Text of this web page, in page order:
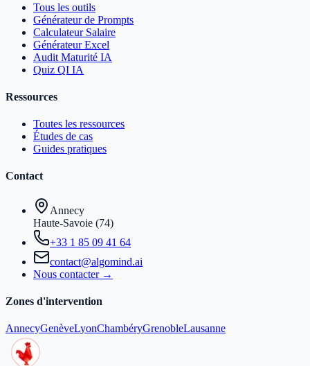
Tous les outils
Générateur de Prompts
Calculateur Salaire
Générateur Excel
Audit Maturité IA
Quiz QI IA
Ressources
Toutes les ressources
Études de cas
Guides pratiques
Contact
Annecy
Haute-Savoie (74)
+33 1 85 09 41 64
contact@algomind.ai
Nous contacter →
Zones d'intervention
AnnecyGenèveLyonChambéryGrenobleLausanne